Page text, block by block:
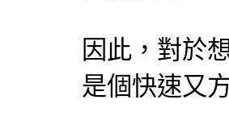
因此，對於
是個快速又